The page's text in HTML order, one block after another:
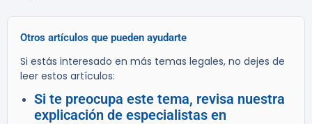
Otros artículos que pueden ayudarte
Si estás interesado en más temas legales, no dejes de
leer estos artículos:
Si te preocupa este tema, revisa nuestra
explicación de especialistas en